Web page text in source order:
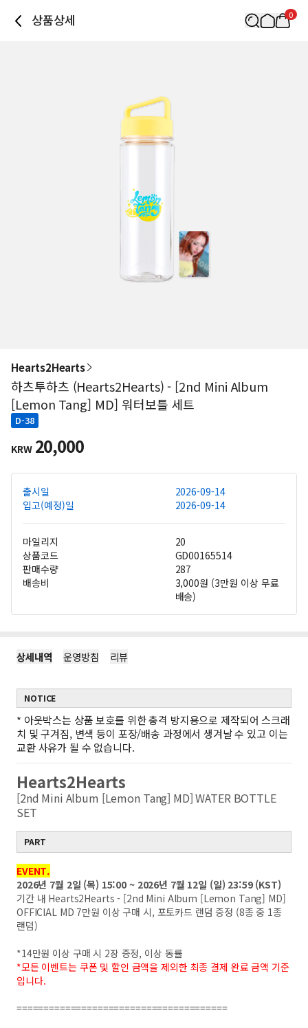
상품상세 0
Hearts2Hearts
하츠투하츠 (Hearts2Hearts) - [2nd Mini Album
[Lemon Tang] MD] 워터보틀 세트
D-38
KRW 20,000
출시일
2026-09-14
입고(예정)일
2026-09-14
마일리지
20
상품코드
GD00165514
판매수량
287
배송비
3,000원 (3만원 이상 무료
배송)
상세내역 운영방침 리뷰
NOTICE
* 아웃박스는 상품 보호를 위한 충격 방지용으로 제작되어 스크래
치 및 구겨짐, 변색 등이 포장/배송 과정에서 생겨날 수 있고 이는
교환 사유가 될 수 없습니다.
Hearts2Hearts
[2nd Mini Album [Lemon Tang] MD] WATER BOTTLE
SET
PART
EVENT.
2026년 7월 2일 (목) 15:00 ~ 2026년 7월 12일 (일) 23:59 (KST)
기간 내 Hearts2Hearts - [2nd Mini Album [Lemon Tang] MD]
OFFICIAL MD 7만원 이상 구매 시, 포토카드 랜덤 증정 (8종 중 1종
랜덤)
*14만원 이상 구매 시 2장 증정, 이상 동률
*모든 이벤트는 쿠폰 및 할인 금액을 제외한 최종 결제 완료 금액 기준
입니다.
=======================================